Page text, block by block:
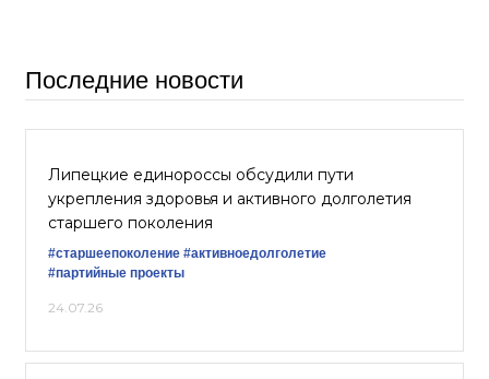
Последние новости
Липецкие единороссы обсудили пути
укрепления здоровья и активного долголетия
старшего поколения
#старшеепоколение #активноедолголетие
#партийные проекты
24.07.26